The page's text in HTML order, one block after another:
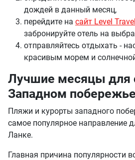
дождей в данный месяц,
перейдите на сайт Level Travel
забронируйте отель на
отправляйтесь отдыхать -
красивым морем и
Лучшие месяцы для
Западном
Пляжи и курорты западного
самое популярное направление
Ланке.
Главная причина популярности